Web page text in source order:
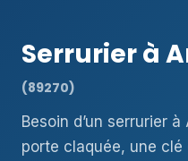
Serrurier à
(89270)
Besoin d’un serrurier
porte claquée, une